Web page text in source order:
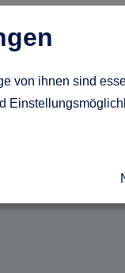
von ihnen sind